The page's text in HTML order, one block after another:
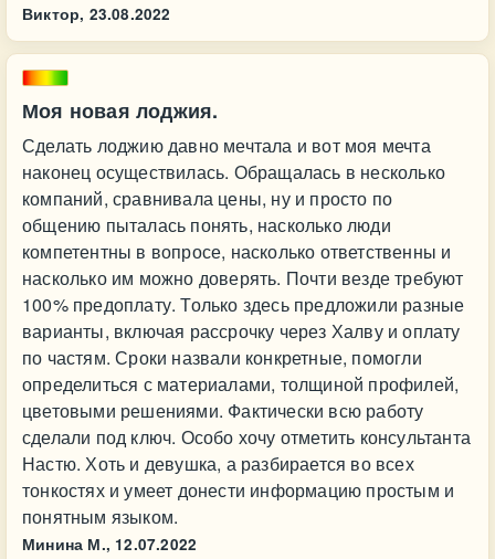
Виктор, 23.08.2022
Моя новая лоджия.
Сделать лоджию давно мечтала и вот моя мечта
наконец осуществилась. Обращалась в несколько
компаний, сравнивала цены, ну и просто по
общению пыталась понять, насколько люди
компетентны в вопросе, насколько ответственны и
насколько им можно доверять. Почти везде требуют
100% предоплату. Только здесь предложили разные
варианты, включая рассрочку через Халву и оплату
по частям. Сроки назвали конкретные, помогли
определиться с материалами, толщиной профилей,
цветовыми решениями. Фактически всю работу
сделали под ключ. Особо хочу отметить консультанта
Настю. Хоть и девушка, а разбирается во всех
тонкостях и умеет донести информацию простым и
понятным языком.
Минина М., 12.07.2022